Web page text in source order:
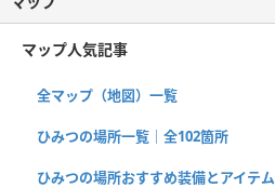
マップ人気記事
全マップ（地図）一覧
ひみつの場所一覧｜全102箇所
ひみつの場所おすすめ装備とアイテム